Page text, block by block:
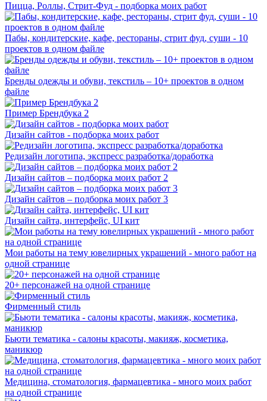
Пицца, Роллы, Стрит-Фуд - подборка моих работ
Пабы, кондитерские, кафе, рестораны, стрит фуд, суши - 10
проектов в одном файле
Бренды одежды и обуви, текстиль – 10+ проектов в одном
файле
Пример Брендбука 2
Дизайн сайтов - подборка моих работ
Редизайн логотипа, экспресс разработка/доработка
Дизайн сайтов – подборка моих работ 2
Дизайн сайтов – подборка моих работ 3
Дизайн сайта, интерфейс, UI кит
Мои работы на тему ювелирных украшений - много работ на
одной странице
20+ персонажей на одной странице
Фирменный стиль
Бьюти тематика - салоны красоты, макияж, косметика,
маникюр
Медицина, стоматология, фармацевтика - много моих работ
на одной странице